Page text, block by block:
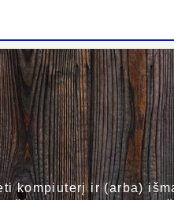
kompiuterį ir (arba)